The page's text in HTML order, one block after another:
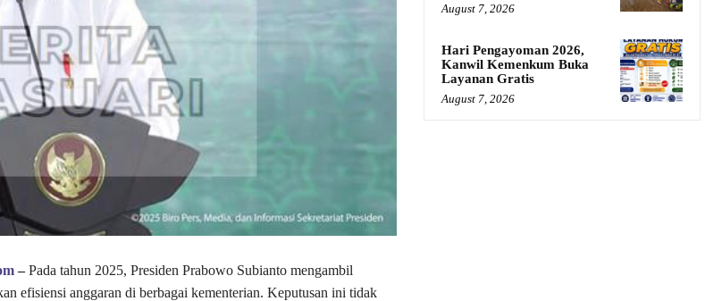
–Pada tahun 2025, Presiden Prabowo Subianto mengambil
efisiensi anggaran di berbagai kementerian. Keputusan ini tidak
August 7, 2026
Hari Pengayoman 2026,
Kanwil Kemenkum Buka
Layanan Gratis
August 7, 2026